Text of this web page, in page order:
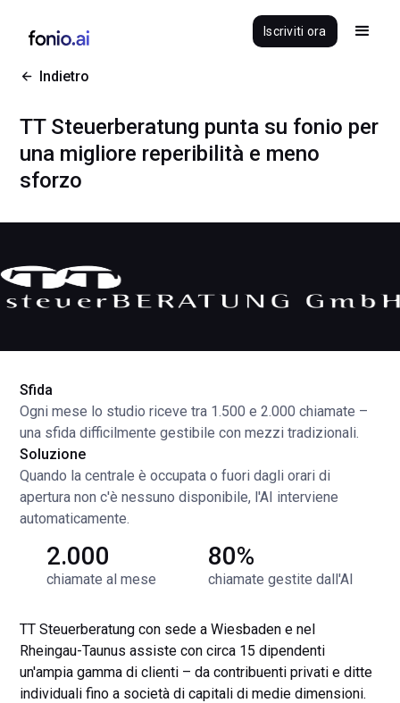
Iscriviti ora
Indietro
TT Steuerberatung punta su fonio per
una migliore reperibilità e meno
sforzo
Sfida
Ogni mese lo studio riceve tra 1.500 e 2.000 chiamate –
una sfida difficilmente gestibile con mezzi tradizionali.
Soluzione
Quando la centrale è occupata o fuori dagli orari di
apertura non c'è nessuno disponibile, l'AI interviene
automaticamente.
2.000
chiamate al mese
80%
chiamate gestite dall'AI
TT Steuerberatung con sede a Wiesbaden e nel
Rheingau-Taunus assiste con circa 15 dipendenti
un'ampia gamma di clienti – da contribuenti privati e ditte
individuali fino a società di capitali di medie dimensioni.